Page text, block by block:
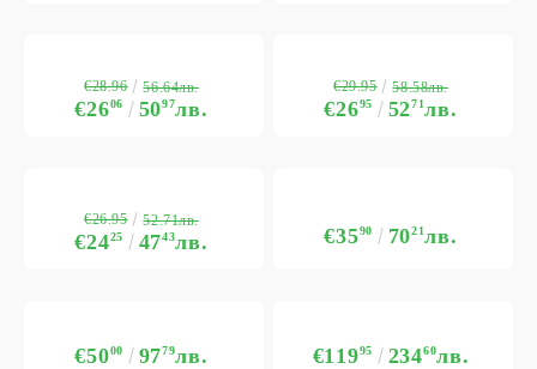
€2606 5097лв.
€28.96 56.64лв.
€2695 5271лв.
€29.95 58.58лв.
€2425 4743лв.
€26.95 52.71лв.
€3590 7021лв.
€5000 9779лв. €11995 23460лв.